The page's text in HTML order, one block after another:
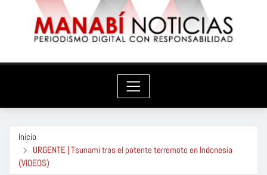
Inicio
URGENTE | Tsunami tras el potente terremoto en Indonesia
(VIDEOS)